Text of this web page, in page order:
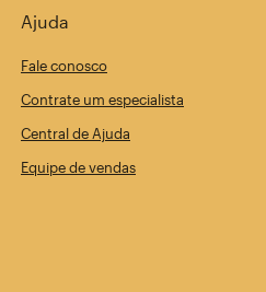
Ajuda
Fale conosco
Contrate um especialista
Central de Ajuda
Equipe de vendas